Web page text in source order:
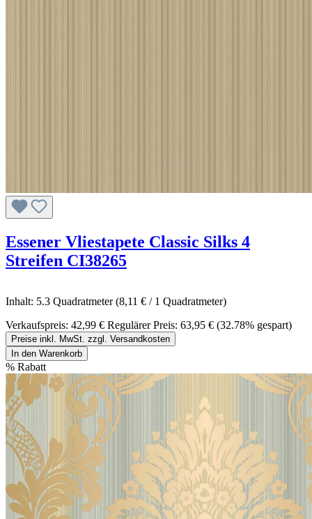
Essener Vliestapete Classic Silks 4
Streifen CI38265
Inhalt: 5.3 Quadratmeter(8,11 € / 1 Quadratmeter)
Verkaufspreis: 42,99 € Regulärer Preis: 63,95 € (32.78% gespart)
Preise inkl. MwSt. zzgl. Versandkosten
In den Warenkorb
% Rabatt